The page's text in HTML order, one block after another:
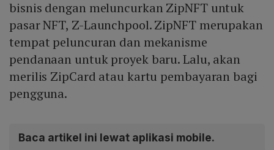
bisnis dengan meluncurkan ZipNFT untuk
pasar NFT, Z-Launchpool. ZipNFT merupakan
tempat peluncuran dan mekanisme
pendanaan untuk proyek baru. Lalu, akan
merilis ZipCard atau kartu pembayaran bagi
pengguna.
Baca artikel ini lewat aplikasi mobile.